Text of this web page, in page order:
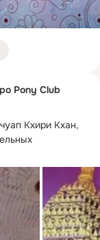
Pony Club
Кхири Кхан,